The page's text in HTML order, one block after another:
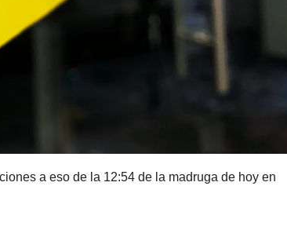
a eso de la 12:54 de la madruga de hoy en